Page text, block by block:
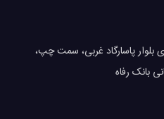
بلوار پاسارگاد غربی، سمت چپ،